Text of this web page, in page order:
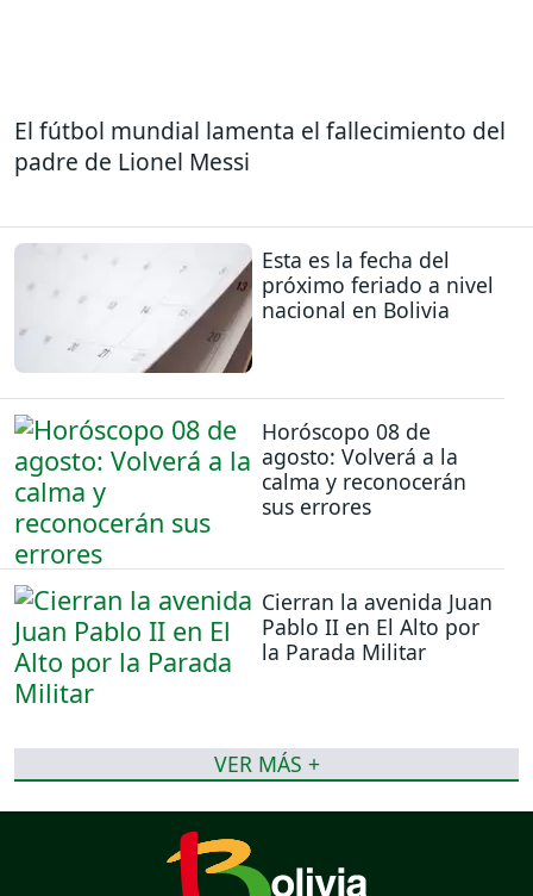
El fútbol mundial lamenta el fallecimiento del
padre de Lionel Messi
Esta es la fecha del
próximo feriado a nivel
nacional en Bolivia
Horóscopo 08 de
agosto: Volverá a la
calma y reconocerán
sus errores
Cierran la avenida Juan
Pablo II en El Alto por
la Parada Militar
VER MÁS +